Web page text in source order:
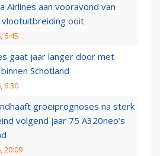
Airlines aan vooravond van
ooit
6:45
gaat jaar langer door met
Schotland
6:30
groeiprognoses na sterk
volgend jaar 75 A320neo’s
20:09